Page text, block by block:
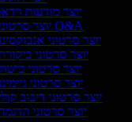
יוצר מודעות
יוצר סרטוני Q&A
יוצר סרטוני
יוצר סרטוני
יוצר סרטוני
יוצר סרטוני
יוצר סרטוני דיבוב
יוצר סרטוני